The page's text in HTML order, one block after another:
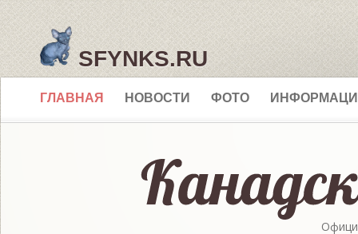
SFYNKS.RU
ГЛАВНАЯ НОВОСТИ ФОТО